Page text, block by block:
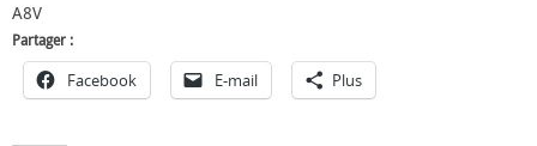
A8V
Partager :
Facebook E-mail Plus